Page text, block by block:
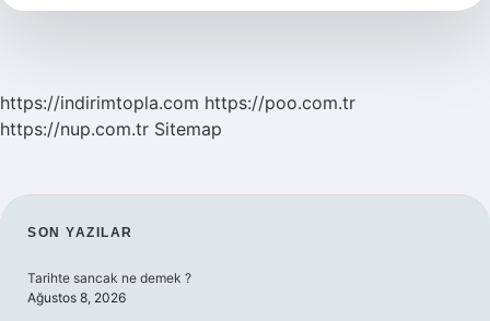
Yıldır
https://indirimtopla.com https://poo.com.tr
https://nup.com.tr Sitemap
SIDEBAR
SON YAZILAR
Tarihte sancak ne demek ?
Ağustos 8, 2026